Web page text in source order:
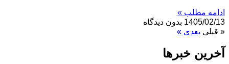
ادامه مطلب »
1405/02/13 بدون دیدگاه
« قبلی بعدی »
آخرین خبر‌‌ها